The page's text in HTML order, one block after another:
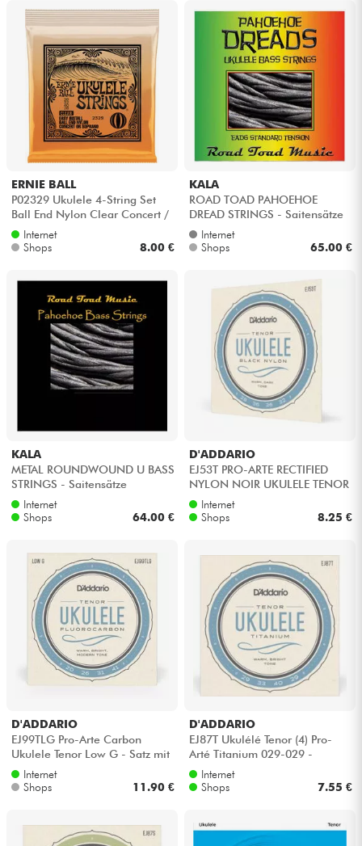
ERNIE BALL
P02329 Ukulele 4-String Set
Ball End Nylon Clear Concert /
Soprano 28-28 - Satz mit 4 s...
Internet
Shops
8.00 €
KALA
ROAD TOAD PAHOEHOE
DREAD STRINGS - Saitensätze
Internet
Shops
65.00 €
KALA
METAL ROUNDWOUND U BASS
STRINGS - Saitensätze
Internet
Shops
64.00 €
D'ADDARIO
EJ53T PRO-ARTE RECTIFIED
NYLON NOIR UKULELE TENOR
- Saitensätze
Internet
Shops
8.25 €
D'ADDARIO
EJ99TLG Pro-Arte Carbon
Ukulele Tenor Low G - Satz mit
4 saiten
Internet
Shops
11.90 €
D'ADDARIO
EJ87T Ukulélé Tenor (4) Pro-
Arté Titanium 029-029 -
Saitensätze
Internet
Shops
7.55 €